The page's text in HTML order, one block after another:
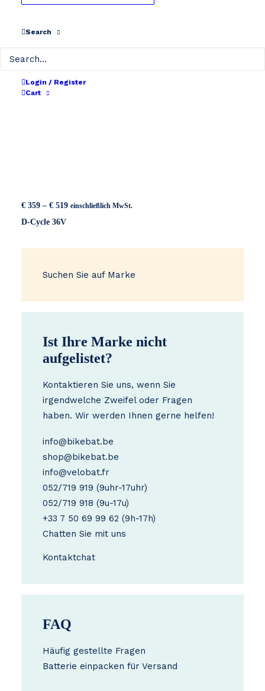
Search
Login / Register
Cart
€ 359 – € 519Preisspanne:
einschließlich MwSt.
D-Cycle 36V
Suchen Sie auf Marke
Ist Ihre Marke nicht
aufgelistet?
Kontaktieren Sie uns, wenn Sie
irgendwelche Zweifel oder Fragen
haben. Wir werden Ihnen gerne helfen!
info@bikebat.be
shop@bikebat.be
info@velobat.fr
052/719 919 (9uhr-17uhr)
052/719 918 (9u-17u)
+33 7 50 69 99 62 (9h-17h)
Chatten Sie mit uns
Kontaktchat
FAQ
Häufig gestellte Fragen
Batterie einpacken für Versand